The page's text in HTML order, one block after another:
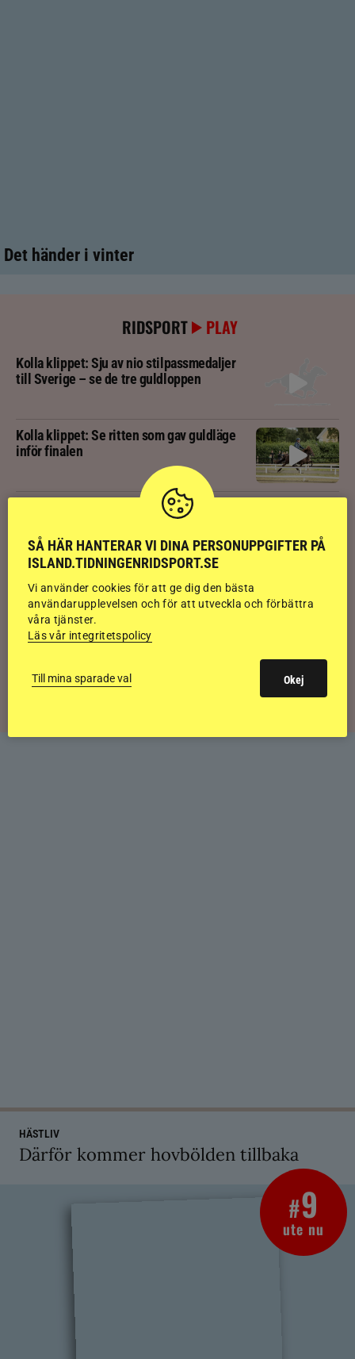
Det händer i vinter
RIDSPORT PLAY
Kolla klippet: Sju av nio stilpassmedaljer
till Sverige – se de tre guldloppen
Kolla klippet: Se ritten som gav guldläge
inför finalen
Kolla klippet: Svenskägda hingsten bäst
av sexåringarna på Landsmót
Kolla klippet: Gljátoppur-dotterns
historiska bedömning
HÄSTLIV
Därför kommer hovbölden tillbaka
#9
ute nu
SÅ HÄR HANTERAR VI DINA PERSONUPPGIFTER PÅ
ISLAND.TIDNINGENRIDSPORT.SE
Vi använder cookies för att ge dig den bästa
användarupplevelsen och för att utveckla och förbättra
våra tjänster.
Läs vår integritetspolicy
Till mina sparade val Okej